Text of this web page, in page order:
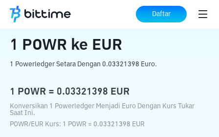
Daftar
Beranda Konverter Kripto POWR EUR
1 POWR ke EUR
1 Powerledger Setara Dengan 0.03321398 Euro.
1 POWR = 0.03321398 EUR
Konversikan 1 Powerledger Menjadi Euro Dengan Kurs Tukar
Saat Ini.
POWR/EUR Kurs: 1 POWR = 0.03321398 EUR